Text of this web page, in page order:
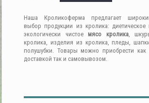
Наша Кроликоферма предлагает
выбор продукции из кролика: диетическое
экологически чистое мясо кролика,
кролика, изделия из кролика, пледы,
полушубки. Товары можно приобрести как
доставкой так и самовывозом.